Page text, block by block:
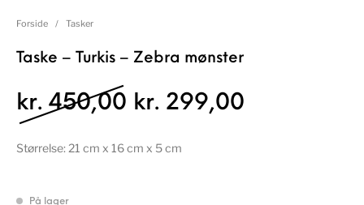
Forside / Tasker
Taske – Turkis – Zebra mønster
kr. 450,00 Den oprindelige
kr. 299,00
Størrelse: 21 cm x 16 cm x 5 cm
På lager